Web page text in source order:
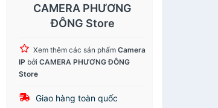
CAMERA PHƯƠNG
ĐÔNG Store
Xem thêm các sản phẩmCamera
IP bởiCAMERA PHƯƠNG ĐÔNG
Store
Giao hàng toàn quốc